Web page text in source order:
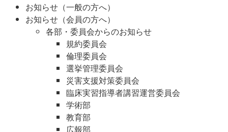
お知らせ（一般の方へ）
お知らせ（会員の方へ）
各部・委員会からのお知らせ
規約委員会
倫理委員会
選挙管理委員会
災害支援対策委員会
臨床実習指導者講習運営委員会
学術部
教育部
広報部